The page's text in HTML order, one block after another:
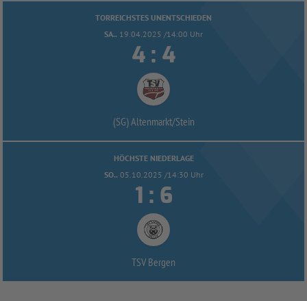
TORREICHSTES UNENTSCHIEDEN
SA.. 19.04.2025 /14:00 Uhr
 : 
(SG) Altenmarkt/Stein
HÖCHSTE NIEDERLAGE
SO.. 05.10.2025 /14:30 Uhr
 : 
TSV Bergen